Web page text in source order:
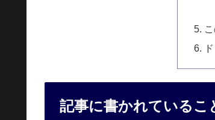
記事に書かれているこ